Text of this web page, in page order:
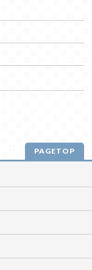
PAGETOP